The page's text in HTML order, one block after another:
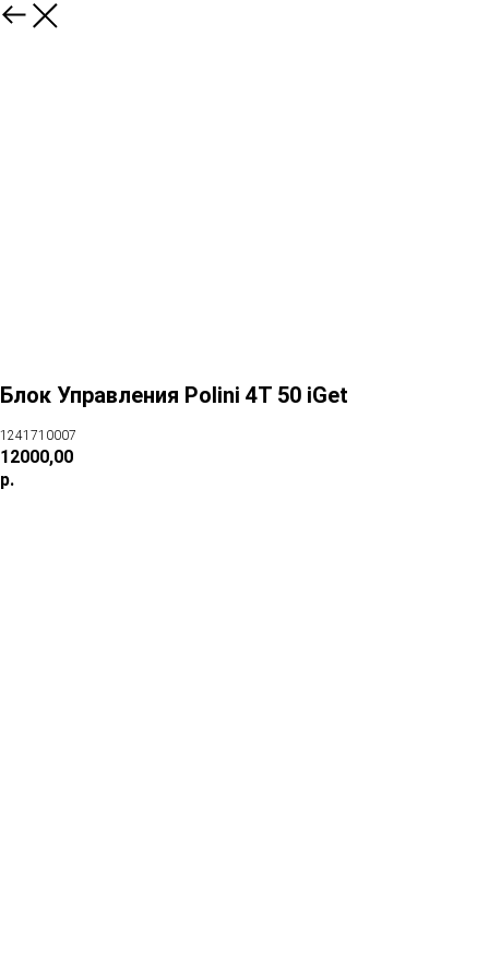
Блок Управления Polini 4T 50 iGet
1241710007
12000,00
р.